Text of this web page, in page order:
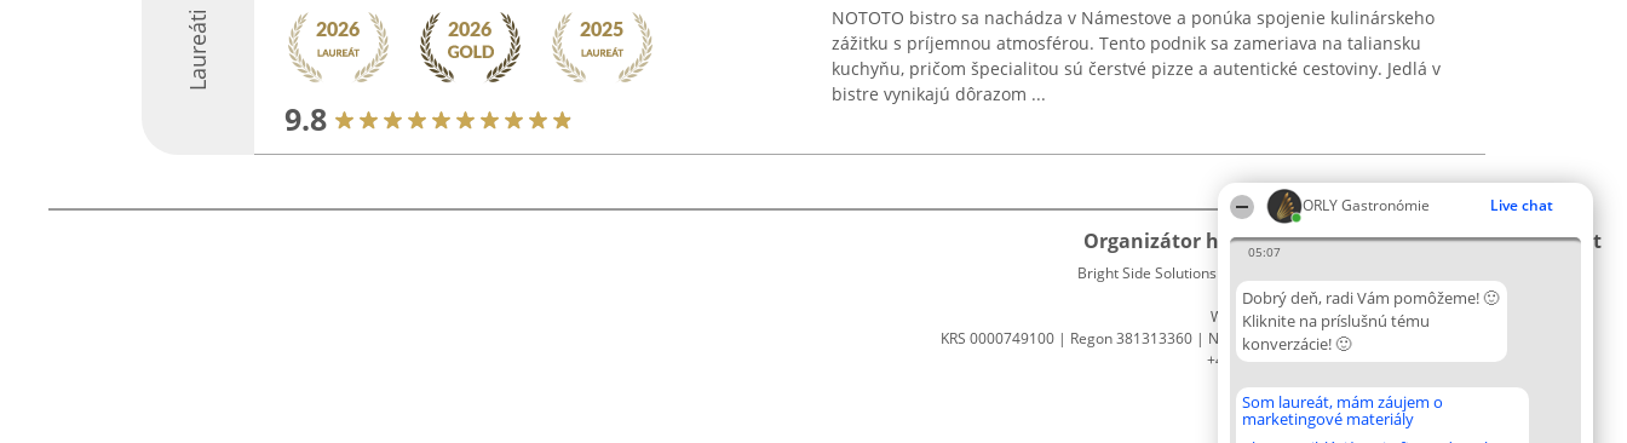
ORLY Gastronómie Live chat
05:07
Dobrý deň, radi Vám pomôžeme! 🙂
Kliknite na príslušnú tému
konverzácie! 🙂
Som laureát, mám záujem o
marketingové materiály
Laureáti
9.8
NOTOTO bistro sa nachádza v Námestove a ponúka spojenie kulinárskeho
zážitku s príjemnou atmosférou. Tento podnik sa zameriava na taliansku
kuchyňu, pričom špecialitou sú čerstvé pizze a autentické cestoviny. Jedlá v
bistre vynikajú dôrazom ...
Organizátor hodnotenia
Bright Side Solutions sp. z o. o. sp. k.
ul. Ruska 22
Wrocław 50-079
KRS 0000749100 | Regon 381313360 | NIP 8943132676
+48 508 492 400
Hodnotenie
Lista
wszystkich
Podmienky
podmienky
Zásady
Kontakt